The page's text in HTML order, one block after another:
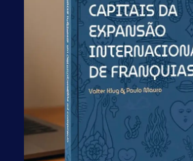
Responsable:Paulo Mauro
electrónico:
(11) 98181-0343
Sucursal de EE. UU.:
66 W Flager Street – 9.º piso, FL
+1 (786) 704-8977